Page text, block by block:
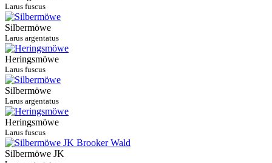
Larus fuscus
Silbermöwe
Larus argentatus
Heringsmöwe
Larus fuscus
Silbermöwe
Larus argentatus
Heringsmöwe
Larus fuscus
Silbermöwe JK